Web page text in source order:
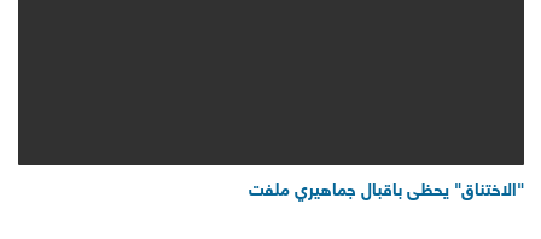
"الاختناق" يحظى باقبال جماهيري ملفت